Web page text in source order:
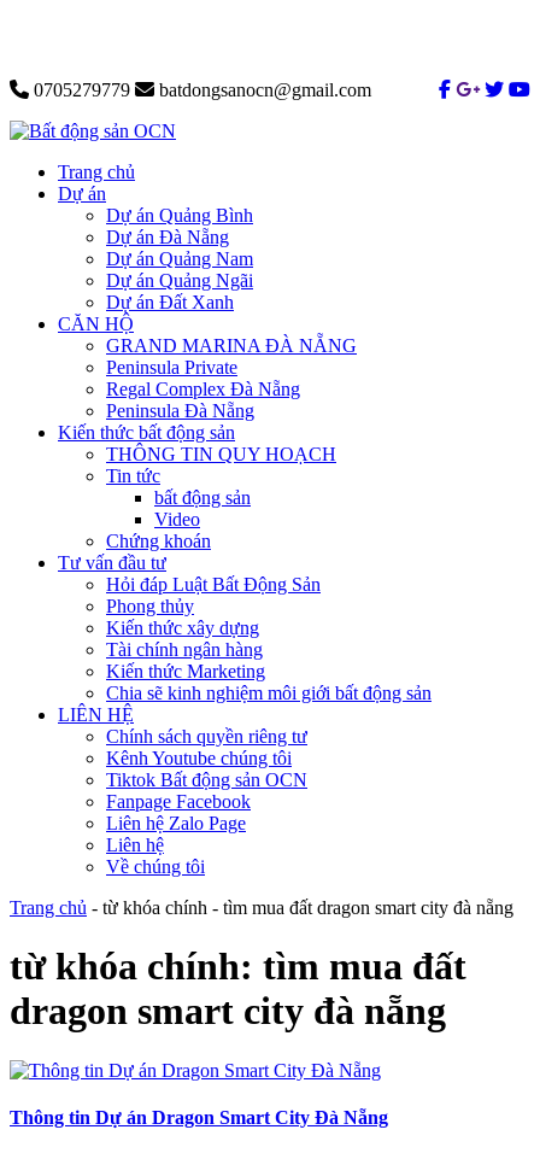
0705279779 batdongsanocn@gmail.com
Trang chủ
Dự án
Dự án Quảng Bình
Dự án Đà Nẵng
Dự án Quảng Nam
Dự án Quảng Ngãi
Dự án Đất Xanh
CĂN HỘ
GRAND MARINA ĐÀ NẴNG
Peninsula Private
Regal Complex Đà Nẵng
Peninsula Đà Nẵng
Kiến thức bất động sản
THÔNG TIN QUY HOẠCH
Tin tức
bất động sản
Video
Chứng khoán
Tư vấn đầu tư
Hỏi đáp Luật Bất Động Sản
Phong thủy
Kiến thức xây dựng
Tài chính ngân hàng
Kiến thức Marketing
Chia sẽ kinh nghiệm môi giới bất động sản
LIÊN HỆ
Chính sách quyền riêng tư
Kênh Youtube chúng tôi
Tiktok Bất động sản OCN
Fanpage Facebook
Liên hệ Zalo Page
Liên hệ
Về chúng tôi
Trang chủ - từ khóa chính - tìm mua đất dragon smart city đà nẵng
từ khóa chính: tìm mua đất
dragon smart city đà nẵng
Thông tin Dự án Dragon Smart City Đà Nẵng